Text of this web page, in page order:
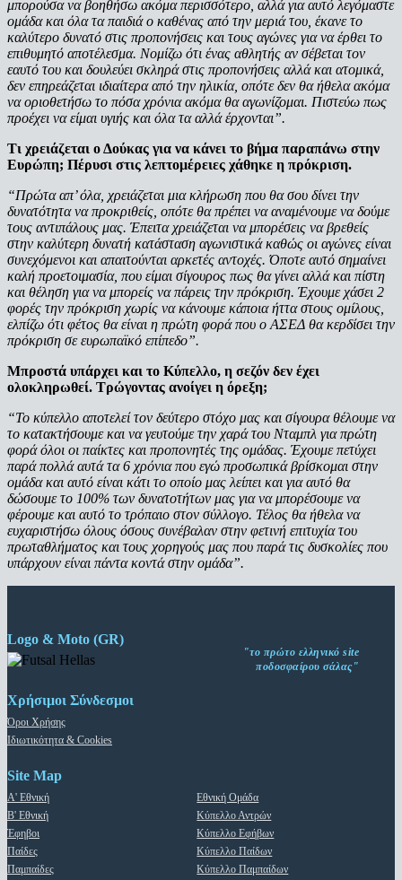
μπορούσα να βοηθήσω ακόμα περισσότερο, αλλά για αυτό λεγόμαστε
ομάδα και όλα τα παιδιά ο καθένας από την μεριά του, έκανε το
καλύτερο δυνατό στις προπονήσεις και τους αγώνες για να έρθει το
επιθυμητό αποτέλεσμα. Νομίζω ότι ένας αθλητής αν σέβεται τον
εαυτό του και δουλεύει σκληρά στις προπονήσεις αλλά και ατομικά,
δεν επηρεάζεται ιδιαίτερα από την ηλικία, οπότε δεν θα ήθελα ακόμα
να οριοθετήσω το πόσα χρόνια ακόμα θα αγωνίζομαι. Πιστεύω πως
προέχει να είμαι υγιής και όλα τα αλλά έρχονται”.
Τι χρειάζεται ο Δούκας για να κάνει το βήμα παραπάνω στην
Ευρώπη; Πέρυσι στις λεπτομέρειες χάθηκε η πρόκριση.
“Πρώτα απ’ όλα, χρειάζεται μια κλήρωση που θα σου δίνει την
δυνατότητα να προκριθείς, οπότε θα πρέπει να αναμένουμε να δούμε
τους αντιπάλους μας. Έπειτα χρειάζεται να μπορέσεις να βρεθείς
στην καλύτερη δυνατή κατάσταση αγωνιστικά καθώς οι αγώνες είναι
συνεχόμενοι και απαιτούνται αρκετές αντοχές. Όποτε αυτό σημαίνει
καλή προετοιμασία, που είμαι σίγουρος πως θα γίνει αλλά και πίστη
και θέληση για να μπορείς να πάρεις την πρόκριση. Έχουμε χάσει 2
φορές την πρόκριση χωρίς να κάνουμε κάποια ήττα στους ομίλους,
ελπίζω ότι φέτος θα είναι η πρώτη φορά που ο ΑΣΕΔ θα κερδίσει την
πρόκριση σε ευρωπαϊκό επίπεδο”.
Μπροστά υπάρχει και το Κύπελλο, η σεζόν δεν έχει
ολοκληρωθεί. Τρώγοντας ανοίγει η όρεξη;
“Το κύπελλο αποτελεί τον δεύτερο στόχο μας και σίγουρα θέλουμε να
το κατακτήσουμε και να γευτούμε την χαρά του Νταμπλ για πρώτη
φορά όλοι οι παίκτες και προπονητές της ομάδας. Έχουμε πετύχει
παρά πολλά αυτά τα 6 χρόνια που εγώ προσωπικά βρίσκομαι στην
ομάδα και αυτό είναι κάτι το οποίο μας λείπει και για αυτό θα
δώσουμε το 100% των δυνατοτήτων μας για να μπορέσουμε να
φέρουμε και αυτό το τρόπαιο στον σύλλογο. Τέλος θα ήθελα να
ευχαριστήσω όλους όσους συνέβαλαν στην φετινή επιτυχία του
πρωταθλήματος και τους χορηγούς μας που παρά τις δυσκολίες που
υπάρχουν είναι πάντα κοντά στην ομάδα”.
Logo & Moto (GR)
"το πρώτο ελληνικό site
ποδοσφαίρου σάλας"
Χρήσιμοι Σύνδεσμοι
Όροι Χρήσης
Ιδιωτικότητα & Cookies
Site Map
Α' Εθνική
Β' Εθνική
Έφηβοι
Παίδες
Παμπαίδες
Εθνική Ομάδα
Κύπελλο Αντρών
Κύπελλο Εφήβων
Κύπελλο Παίδων
Κύπελλο Παμπαίδων